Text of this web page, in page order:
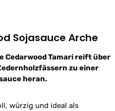
Sojasauce Arche
Cedarwood Tamari reift über
zu einer
heran.
würzig und ideal als